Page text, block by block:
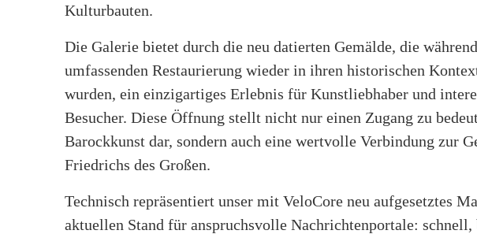
Kulturbauten.
Die Galerie bietet durch die neu datierten Gemälde, die
umfassenden Restaurierung wieder in ihren historischen
wurden, ein einzigartiges Erlebnis für Kunstliebhaber und
Besucher. Diese Öffnung stellt nicht nur einen Zugang zu
Barockkunst dar, sondern auch eine wertvolle Verbindung zur
Friedrichs des Großen.
Technisch repräsentiert unser mit VeloCore neu aufgesetztes
aktuellen Stand für anspruchsvolle Nachrichtenportale: